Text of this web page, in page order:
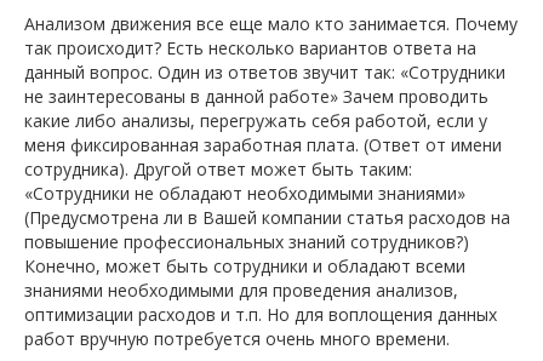
Анализом движения все еще мало кто занимается. Почему
так происходит? Есть несколько вариантов ответа на
данный вопрос. Один из ответов звучит так: «Сотрудники
не заинтересованы в данной работе» Зачем проводить
какие либо анализы, перегружать себя работой, если у
меня фиксированная заработная плата. (Ответ от имени
сотрудника). Другой ответ может быть таким:
«Сотрудники не обладают необходимыми знаниями»
(Предусмотрена ли в Вашей компании статья расходов на
повышение профессиональных знаний сотрудников?)
Конечно, может быть сотрудники и обладают всеми
знаниями необходимыми для проведения анализов,
оптимизации расходов и т.п. Но для воплощения данных
работ вручную потребуется очень много времени.